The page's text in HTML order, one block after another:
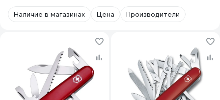
Наличие в магазинах Цена Производители